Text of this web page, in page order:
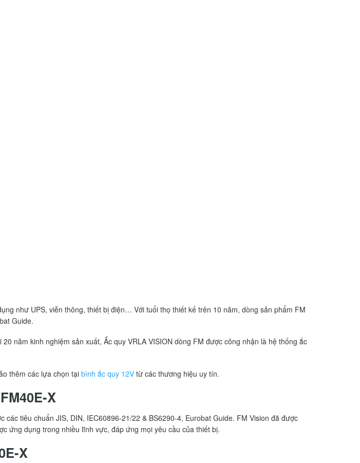
như UPS, viễn thông, thiết bị điện… Với tuổi thọ thiết kế trên 10 năm, dòng sản phẩm FM
Guide.
năm kinh nghiệm sản xuất, Ắc quy VRLA VISION dòng FM được công nhận là hệ thống ắc
thêm các lựa chọn tạibình ắc quy 12V từ các thương hiệu uy tín.
X
tiêu chuẩn JIS, DIN, IEC60896-21/22 & BS6290-4, Eurobat Guide. FM Vision đã được
ứng dụng trong nhiều lĩnh vực, đáp ứng mọi yêu cầu của thiết bị.
X